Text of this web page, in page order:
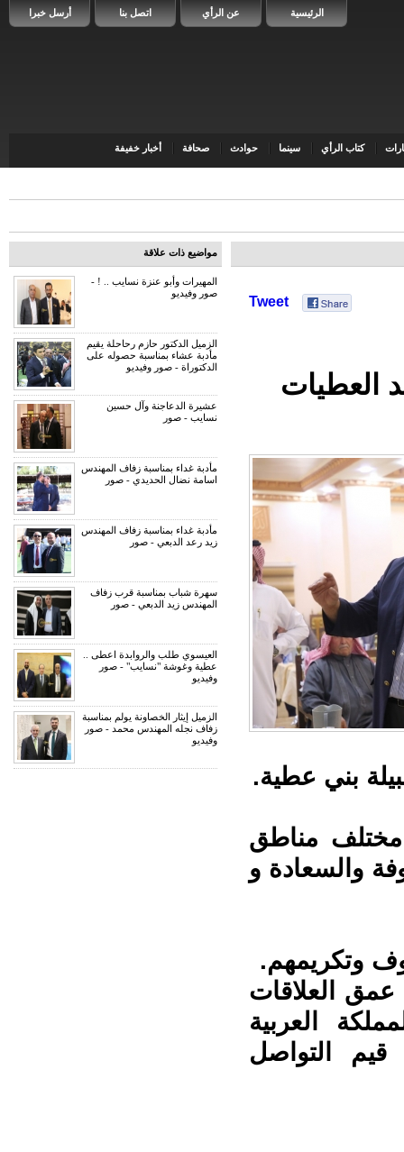
أرسل خبرا اتصل بنا عن الرأي الرئيسية
كتاب الرأي سينما حوادث صحافة أخبار خفيفة
Tweet
العطيات
بني عطية.
مناطق
والسعادة و
وتكريمهم.
عمق العلاقات
العربية
التواصل
مواضيع ذات علاقة
المهيرات وأبو عنزة نسايب .. ! -
صور وفيديو
الزميل الدكتور حازم رحاحلة يقيم
مأدبة عشاء بمناسبة حصوله على
الدكتوراة - صور وفيديو
عشيرة الدعاجنة وآل حسين
نسايب - صور
مأدبة غداء بمناسبة زفاف المهندس
اسامة نضال الحديدي - صور
مأدبة غداء بمناسبة زفاف المهندس
زيد رعد الدبعي - صور
سهرة شباب بمناسبة قرب زفاف
المهندس زيد الدبعي - صور
العيسوي طلب والروابدة اعطى ..
عطية وغوشة "نسايب" - صور
وفيديو
الزميل إيثار الخصاونة يولم بمناسبة
زفاف نجله المهندس محمد - صور
وفيديو